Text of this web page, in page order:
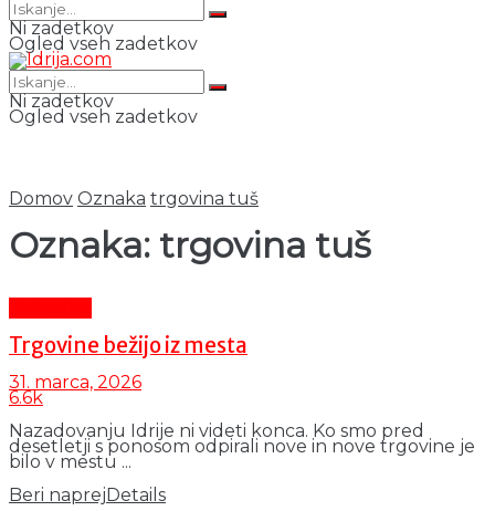
Ni zadetkov
Ogled vseh zadetkov
Ni zadetkov
Ogled vseh zadetkov
Domov Oznaka trgovina tuš
Oznaka: trgovina tuš
Trgovine bežijo iz mesta
31. marca, 2026
6.6k
Nazadovanju Idrije ni videti konca. Ko smo pred
desetletji s ponosom odpirali nove in nove trgovine je
bilo v mestu ...
Beri naprej Details